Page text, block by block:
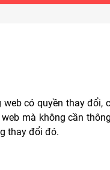
có quyền thay
mà không cần
thay đổi đó.